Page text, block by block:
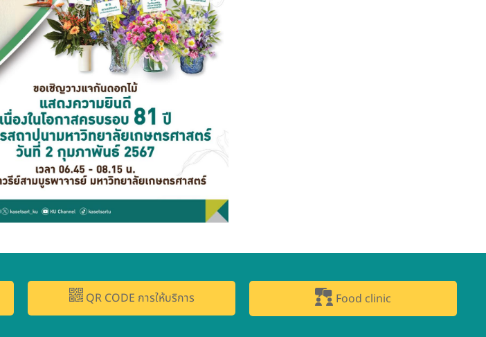
QR CODE การให้บริการ Food clinic